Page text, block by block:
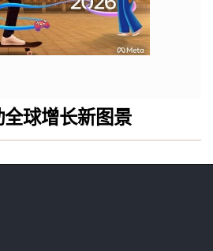
球增长新图景